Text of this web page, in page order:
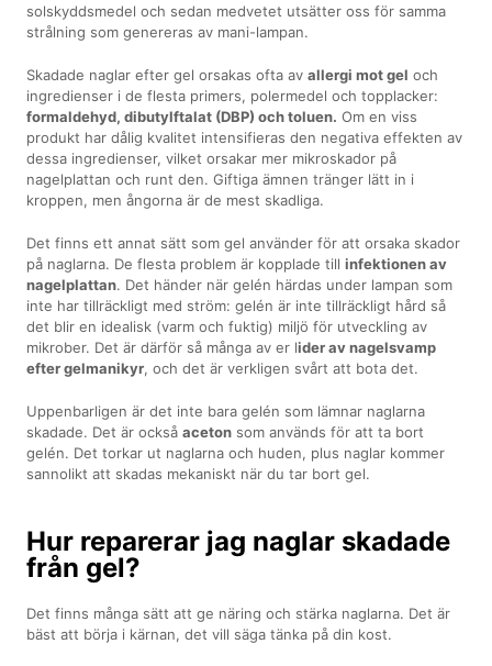
solskyddsmedel och sedan medvetet utsätter oss för samma
strålning som genereras av mani-lampan.
Skadade naglar efter gel orsakas ofta avallergi mot gel och
ingredienser i de flesta primers, polermedel och topplacker:
formaldehyd, dibutylftalat (DBP) och toluen. Om en viss
produkt har dålig kvalitet intensifieras den negativa effekten av
dessa ingredienser, vilket orsakar mer mikroskador på
nagelplattan och runt den. Giftiga ämnen tränger lätt in i
kroppen, men ångorna är de mest skadliga.
Det finns ett annat sätt som gel använder för att orsaka skador
på naglarna. De flesta problem är kopplade tillinfektionen av
nagelplattan. Det händer när gelén härdas under lampan som
inte har tillräckligt med ström: gelén är inte tillräckligt hård så
det blir en idealisk (varm och fuktig) miljö för utveckling av
mikrober. Det är därför så många av er lider av nagelsvamp
efter gelmanikyr, och det är verkligen svårt att bota det.
Uppenbarligen är det inte bara gelén som lämnar naglarna
skadade. Det är ocksåaceton som används för att ta bort
gelén. Det torkar ut naglarna och huden, plus naglar kommer
sannolikt att skadas mekaniskt när du tar bort gel.
Hur reparerar jag naglar skadade
från gel?
Det finns många sätt att ge näring och stärka naglarna. Det är
bäst att börja i kärnan, det vill säga tänka på din kost.